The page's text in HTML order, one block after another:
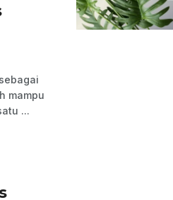
mampu
...